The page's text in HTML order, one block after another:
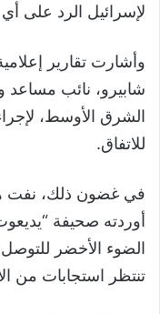
لإسرائيل الرد على
وأشارت تقارير
شابيرو، نائب مساعد
الشرق الأوسط،
للاتفاق.
في غضون ذلك، نفت
أوردته صحيفة
الضوء الأخضر
تنتظر استجابات من